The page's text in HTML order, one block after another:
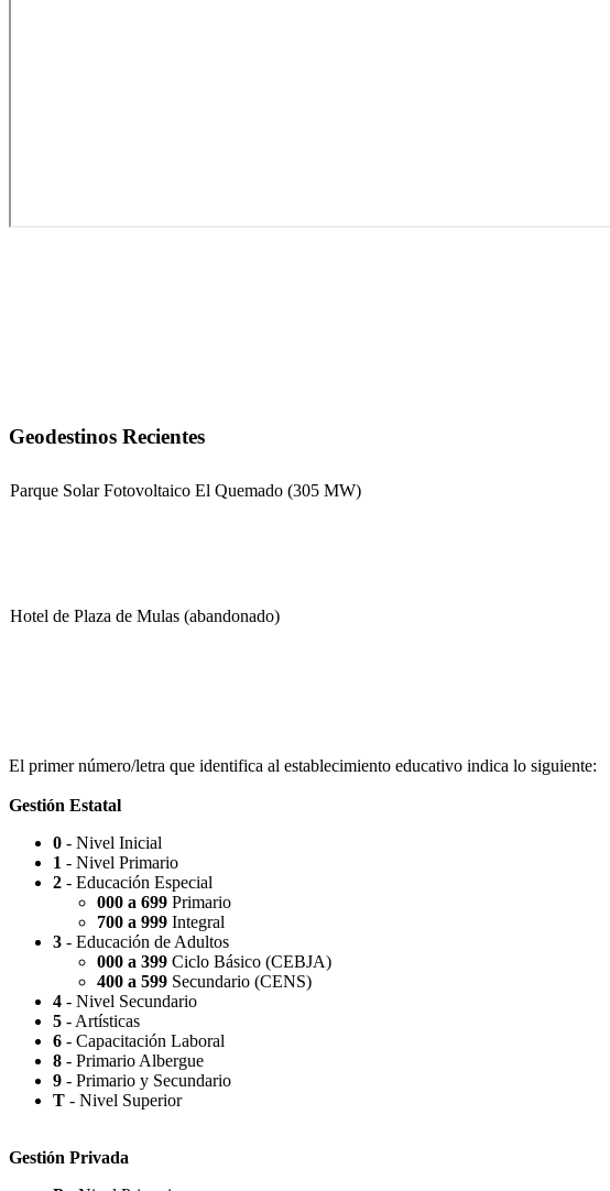
Geodestinos Recientes
Parque Solar Fotovoltaico El Quemado (305 MW)
Hotel de Plaza de Mulas (abandonado)
Capilla Beato Carlo Acutis (en construcción)
Patio del Centro
El primer número/letra que identifica al establecimiento educativo indica lo siguiente:
Gestión Estatal
0 - Nivel Inicial
1 - Nivel Primario
2 - Educación Especial
000 a 699 Primario
700 a 999 Integral
3 - Educación de Adultos
000 a 399 Ciclo Básico (CEBJA)
400 a 599 Secundario (CENS)
4 - Nivel Secundario
5 - Artísticas
6 - Capacitación Laboral
8 - Primario Albergue
9 - Primario y Secundario
T - Nivel Superior
Gestión Privada